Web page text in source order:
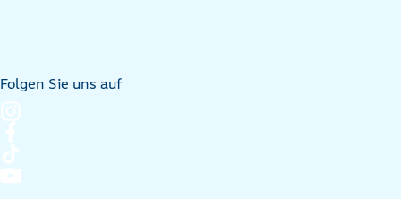
Folgen Sie uns auf